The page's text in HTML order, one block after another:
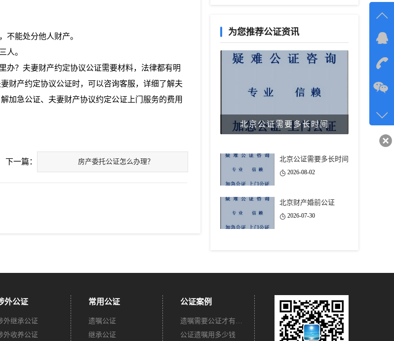
能处分他人财产。
人。
？夫妻财产约定协议公证需要材料，法律都有明
财产约定协议公证时，可以咨询客服，详细了解夫
加急公证、夫妻财产协议约定公证上门服务的费用
下一篇： 房产委托公证怎么办理？
为您推荐公证资讯
北京公证需要多长时间
北京公证需要多长时间
2026-08-02
北京财产婚前公证
2026-07-30
外公证
外继承公证
外收养公证
常用公证
遗嘱公证
继承公证
公证案例
遗嘱需要公证才有法律效力吗？
公证遗嘱用多少钱
在线
咨询
客服